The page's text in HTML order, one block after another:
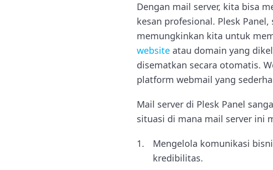
Dengan mail server, kita bisa
kesan profesional. Plesk
memungkinkan kita untuk
website atau domain yang
disematkan secara otomatis.
platform webmail yang
Mail server di Plesk Panel
situasi di mana mail server ini
Mengelola komunikasi
kredibilitas.